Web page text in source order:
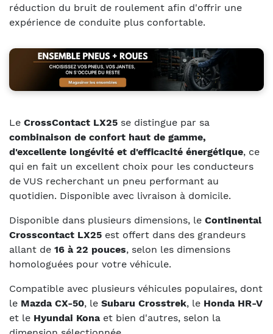
réduction du bruit de roulement afin d'offrir une
expérience de conduite plus confortable.
Le CrossContact LX25 se distingue par sa
combinaison de confort haut de gamme,
d'excellente longévité et d'efficacité énergétique, ce
qui en fait un excellent choix pour les conducteurs
de VUS recherchant un pneu performant au
quotidien. Disponible avec livraison à domicile.
Disponible dans plusieurs dimensions, le Continental
Crosscontact LX25 est offert dans des grandeurs
allant de 16 à 22 pouces, selon les dimensions
homologuées pour votre véhicule.
Compatible avec plusieurs véhicules populaires, dont
le Mazda CX-50, le Subaru Crosstrek, le Honda HR-V
et le Hyundai Konaet bien d'autres, selon la